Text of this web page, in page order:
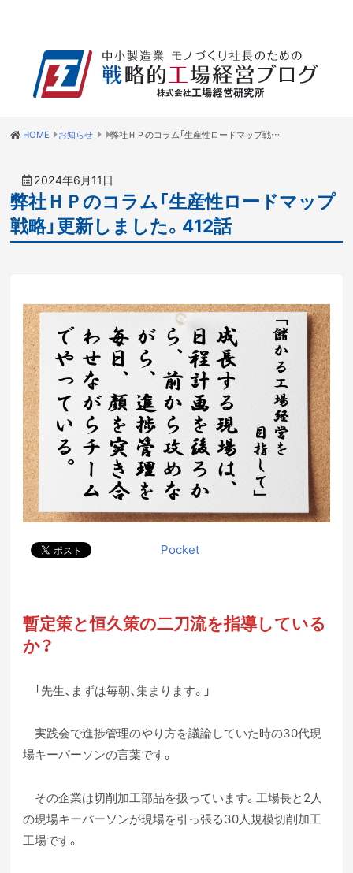
HOME お知らせ 弊社ＨＰのコラム「生産性ロードマップ戦略」更新しました。412話
2024年6月11日
弊社ＨＰのコラム「生産性ロードマップ
戦略」更新しました。412話
Pocket
暫定策と恒久策の二刀流を指導している
か？
「先生、まずは毎朝、集まります。」
実践会で進捗管理のやり方を議論していた時の30代現
場キーパーソンの言葉です。
その企業は切削加工部品を扱っています。工場長と2人
の現場キーパーソンが現場を引っ張る30人規模切削加工
工場です。